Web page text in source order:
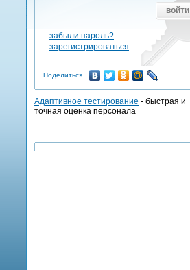
войти
забыли пароль?
зарегистрироваться
Поделиться
Адаптивное тестирование - быстрая и
точная оценка персонала